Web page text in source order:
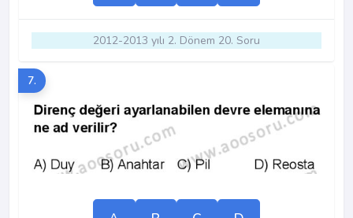
2012-2013 yılı 2. Dönem 20. Soru
7.